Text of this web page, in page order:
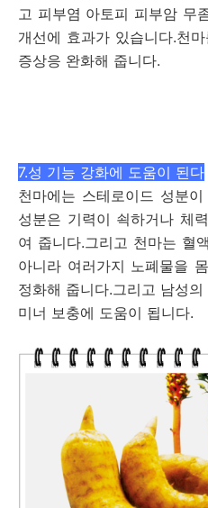
고 피부염 아토피 피부암 무
개선에 효과가 있습니다.천
증상응 완화해 줍니다.
7.성 기능 강화에 도움이 된다
천마에는 스테로이드 성분
성분은 기력이 쇡하거나 체
여 줍니다.그리고 천마는 혈
아니라 여러가지 노폐물을
정화해 줍니다.그리고 남성
미너 보충에 도움이 됩니다.